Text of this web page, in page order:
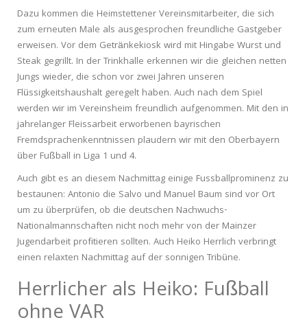
Dazu kommen die Heimstettener Vereinsmitarbeiter, die sich
zum erneuten Male als ausgesprochen freundliche Gastgeber
erweisen. Vor dem Getränkekiosk wird mit Hingabe Wurst und
Steak gegrillt. In der Trinkhalle erkennen wir die gleichen netten
Jungs wieder, die schon vor zwei Jahren unseren
Flüssigkeitshaushalt geregelt haben. Auch nach dem Spiel
werden wir im Vereinsheim freundlich aufgenommen. Mit den in
jahrelanger Fleissarbeit erworbenen bayrischen
Fremdsprachenkenntnissen plaudern wir mit den Oberbayern
über Fußball in Liga 1 und 4.
Auch gibt es an diesem Nachmittag einige Fussballprominenz zu
bestaunen: Antonio die Salvo und Manuel Baum sind vor Ort
um zu überprüfen, ob die deutschen Nachwuchs-
Nationalmannschaften nicht noch mehr von der Mainzer
Jugendarbeit profitieren sollten. Auch Heiko Herrlich verbringt
einen relaxten Nachmittag auf der sonnigen Tribüne.
Herrlicher als Heiko: Fußball
ohne VAR